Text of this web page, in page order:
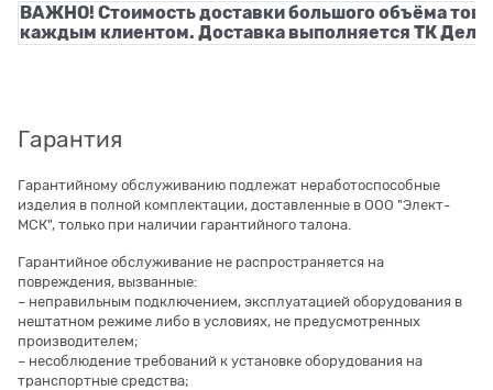
ВАЖНО! Стоимость доставки большого объёма
каждым клиентом. Доставка выполняется ТК
Гарантия
Гарантийному обслуживанию подлежат неработоспособные
изделия в полной комплектации, доставленные в ООО "Элект-
МСК", только при наличии гарантийного талона.
Гарантийное обслуживание не распространяется на
повреждения, вызванные:
– неправильным подключением, эксплуатацией оборудования в
нештатном режиме либо в условиях, не предусмотренных
производителем;
– несоблюдение требований к установке оборудования на
транспортные средства;